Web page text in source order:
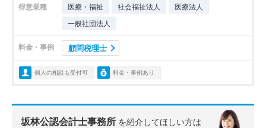
得意業種 医療・福祉 社会福祉法人
医療法人
一般社団法人
料金・事例 顧問税理士
個人の相談も受付可 料金・事例あり
坂林公認会計士事務所 を紹介してほしい方は